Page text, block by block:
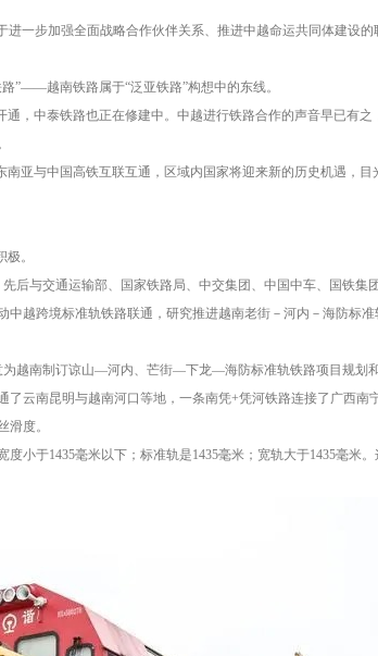
进一步加强全面战略合作伙伴关系、推进中越命运共同体建设
”——越南铁路属于“泛亚铁路”构想中的东线。
，中泰铁路也正在修建中。中越进行铁路合作的声音早已有之
南亚与中国高铁互联互通，区域内国家将迎来新的历史机遇，
。
后与交通运输部、国家铁路局、中交集团、中国中车、国铁集
中越跨境标准轨铁路联通，研究推进越南老街－河内－海防标
为越南制订谅山—河内、芒街—下龙—海防标准轨铁路项目规划
云南昆明与越南河口等地，一条南凭+凭河铁路连接了广西南
滑度。
小于1435毫米以下；标准轨是1435毫米；宽轨大于1435毫米